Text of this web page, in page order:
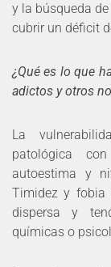
y la búsqueda
cubrir un déficit
¿Qué es lo que
adictos y otros
La
patológica
autoestima y
Timidez y fobia
dispersa y
químicas o